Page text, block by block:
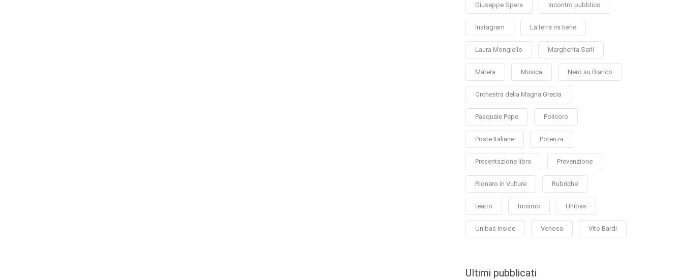
Giuseppe Spera Incontro pubblico
Instagram La terra mi tiene
Laura Mongiello Margherita Sarli
Matera Musica Nero su Bianco
Orchestra della Magna Grecia
Pasquale Pepe Policoro
Poste Italiane Potenza
Presentazione libro Prevenzione
Rionero in Vulture Rubriche
teatro turismo Unibas
Unibas Inside Venosa Vito Bardi
Ultimi pubblicati